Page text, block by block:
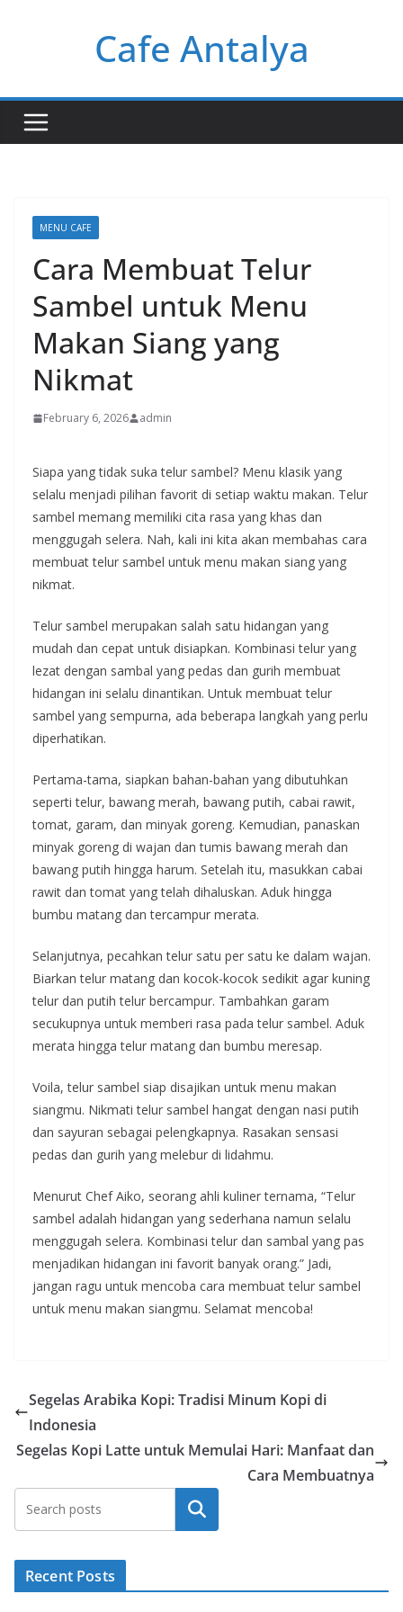
Cafe Antalya
MENU CAFE
Cara Membuat Telur
Sambel untuk Menu
Makan Siang yang
Nikmat
February 6, 2026 admin
Siapa yang tidak suka telur sambel? Menu klasik yang
selalu menjadi pilihan favorit di setiap waktu makan. Telur
sambel memang memiliki cita rasa yang khas dan
menggugah selera. Nah, kali ini kita akan membahas cara
membuat telur sambel untuk menu makan siang yang
nikmat.
Telur sambel merupakan salah satu hidangan yang
mudah dan cepat untuk disiapkan. Kombinasi telur yang
lezat dengan sambal yang pedas dan gurih membuat
hidangan ini selalu dinantikan. Untuk membuat telur
sambel yang sempurna, ada beberapa langkah yang perlu
diperhatikan.
Pertama-tama, siapkan bahan-bahan yang dibutuhkan
seperti telur, bawang merah, bawang putih, cabai rawit,
tomat, garam, dan minyak goreng. Kemudian, panaskan
minyak goreng di wajan dan tumis bawang merah dan
bawang putih hingga harum. Setelah itu, masukkan cabai
rawit dan tomat yang telah dihaluskan. Aduk hingga
bumbu matang dan tercampur merata.
Selanjutnya, pecahkan telur satu per satu ke dalam wajan.
Biarkan telur matang dan kocok-kocok sedikit agar kuning
telur dan putih telur bercampur. Tambahkan garam
secukupnya untuk memberi rasa pada telur sambel. Aduk
merata hingga telur matang dan bumbu meresap.
Voila, telur sambel siap disajikan untuk menu makan
siangmu. Nikmati telur sambel hangat dengan nasi putih
dan sayuran sebagai pelengkapnya. Rasakan sensasi
pedas dan gurih yang melebur di lidahmu.
Menurut Chef Aiko, seorang ahli kuliner ternama, “Telur
sambel adalah hidangan yang sederhana namun selalu
menggugah selera. Kombinasi telur dan sambal yang pas
menjadikan hidangan ini favorit banyak orang.” Jadi,
jangan ragu untuk mencoba cara membuat telur sambel
untuk menu makan siangmu. Selamat mencoba!
Segelas Arabika Kopi: Tradisi Minum Kopi di
Indonesia
Segelas Kopi Latte untuk Memulai Hari: Manfaat dan
Cara Membuatnya
Search
Recent Posts